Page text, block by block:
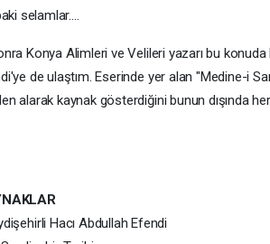
selamlar....
Konya Alimleri ve Velileri yazarı bu
de ulaştım. Eserinde yer alan "Medine-i
alarak kaynak gösterdiğini bunun dışında
Hacı Abdullah Efendi